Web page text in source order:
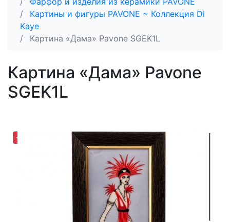
Картины и фигуры PAVONE ~ Коллекция Di
Kaye
Картина «Дама» Pavone SGEK1L
Картина «Дама» Pavone
SGEK1L
-19,10%